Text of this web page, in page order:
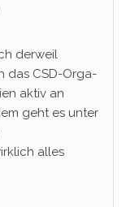
derweil
das CSD-Orga-
aktiv an
geht es unter
alles